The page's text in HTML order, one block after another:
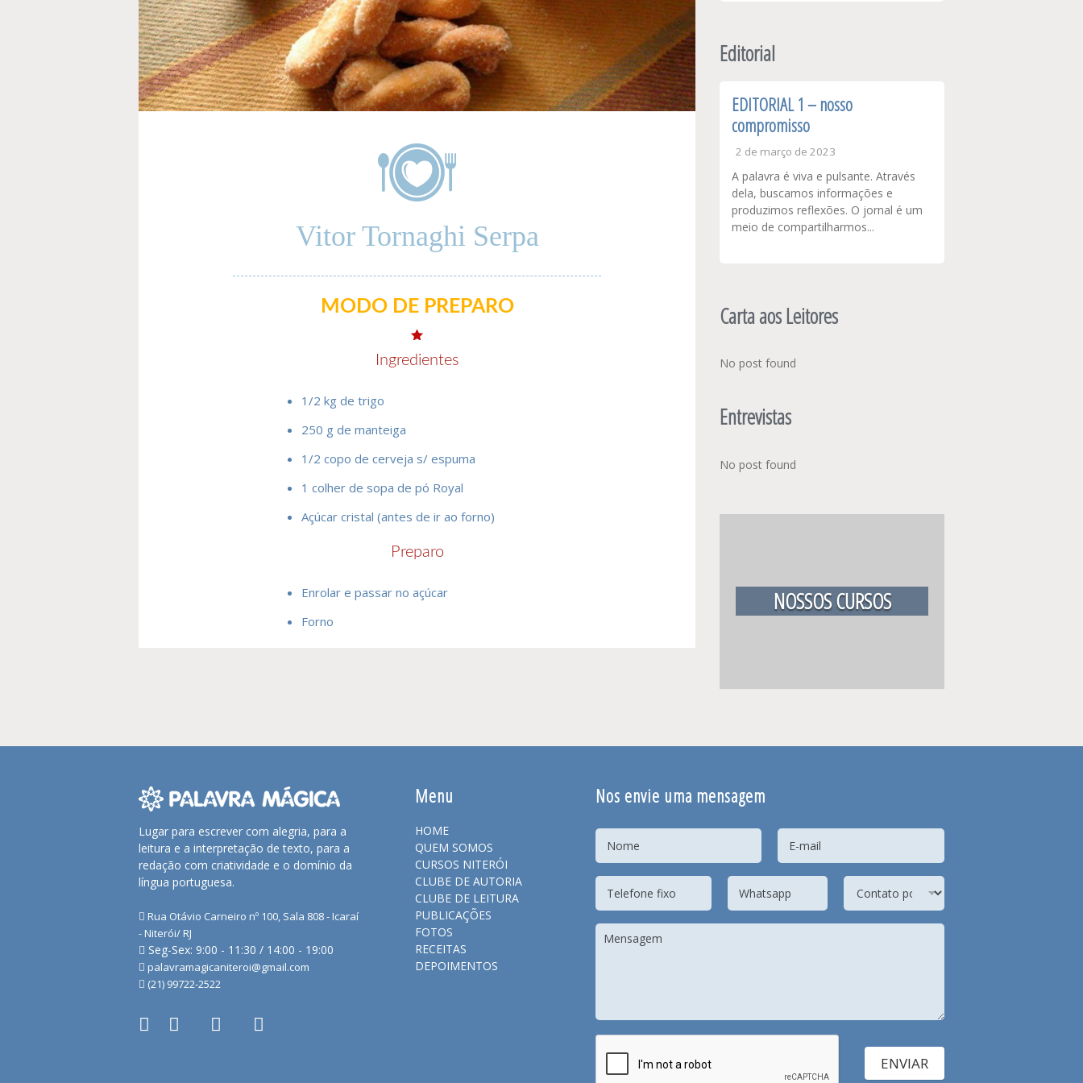
Vitor Tornaghi Serpa
MODO DE PREPARO
Ingredientes
1/2 kg de trigo
250 g de manteiga
1/2 copo de cerveja s/ espuma
1 colher de sopa de pó Royal
Açúcar cristal (antes de ir ao forno)
Preparo
Enrolar e passar no açúcar
Forno
Editorial
EDITORIAL 1 – nosso
compromisso
2 de março de 2023
A palavra é viva e pulsante. Através
dela, buscamos informações e
produzimos reflexões. O jornal é um
meio de compartilharmos...
Carta aos Leitores
No post found
Entrevistas
No post found
NOSSOS CURSOS
Lugar para escrever com alegria, para a
leitura e a interpretação de texto, para a
redação com criatividade e o domínio da
língua portuguesa.
Rua Otávio Carneiro nº 100, Sala 808 - Icaraí
- Niterói/ RJ
Seg-Sex: 9:00 - 11:30 / 14:00 - 19:00
palavramagicaniteroi@gmail.com
(21) 99722-2522
Menu
HOME
QUEM SOMOS
CURSOS NITERÓI
CLUBE DE AUTORIA
CLUBE DE LEITURA
PUBLICAÇÕES
FOTOS
RECEITAS
DEPOIMENTOS
Nos envie uma mensagem
ENVIAR